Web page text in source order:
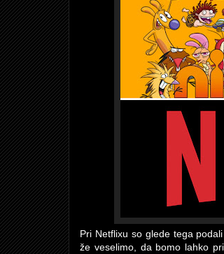
Pri Netflixu so glede tega
že veselimo, da bomo lahko